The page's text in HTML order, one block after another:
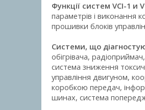
Функції систем VCI-1 и
параметрів і виконання
прошивки блоків
Системи, що
обігрівача,
система зниження
управління двигуном,
коробкою передач,
шинах, система